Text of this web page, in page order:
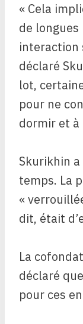
« Cela
de
interaction
déclaré
lot,
pour ne
dormir et à
Skurikhin
temps. La
«
dit, était
La
déclaré
pour ces